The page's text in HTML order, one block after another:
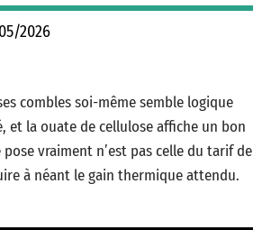
2026
combles soi-même semble logique
et la ouate de cellulose affiche un bon
vraiment n’est pas celle du tarif de
à néant le gain thermique attendu.